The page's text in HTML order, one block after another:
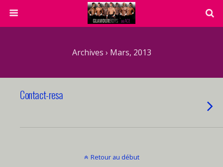
Archives › Mars, 2013
Contact-resa
Retour au début